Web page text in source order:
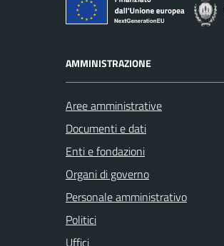
AMMINISTRAZIONE
Aree amministrative
Documenti e dati
Enti e fondazioni
Organi di governo
Personale amministrativo
Politici
Uffici